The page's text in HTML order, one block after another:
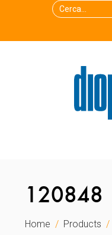
120848
Home Products